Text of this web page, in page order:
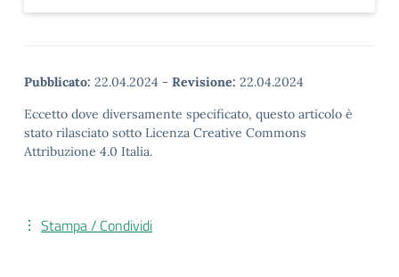
Pubblicato: 22.04.2024 - Revisione: 22.04.2024
Eccetto dove diversamente specificato, questo articolo è
stato rilasciato sotto Licenza Creative Commons
Attribuzione 4.0 Italia.
Stampa / Condividi